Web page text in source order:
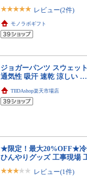
レビュー(2件)
モノラボギフト
ジョガーパンツ スウェッ
通気性 吸汗 速乾 涼しい …
TIIDAshop楽天市場店
★限定！最大20%OFF★冷
ひんやりグッズ 工事現場
レビュー(1件)